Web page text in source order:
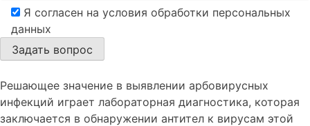
Я согласен на условия обработки персональных
данных
Решающее значение в выявлении арбовирусных
инфекций играет лабораторная диагностика, которая
заключается в обнаружении антител к вирусам этой